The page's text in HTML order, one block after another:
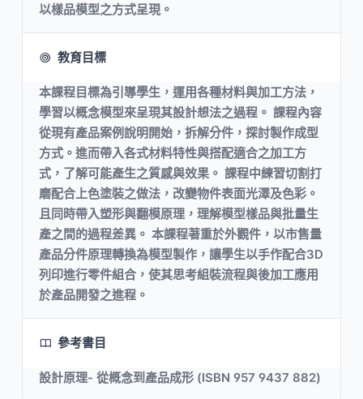
以樣品模型之方式呈現。
教育目標
本課程目標為引導學生，運用各種材料與加工方法，
學習以概念模型來呈現其設計想法之過程。 課程內容
從現有產品案例說明開始，拆解分件，探討製作成型
方式。進而帶入各式材料特性與搭配適合之加工方
式，了解可能產生之質感與效果。 課程中練習切割打
磨配合上色塗裝之做法，改變物件表面光澤及色彩。
且同時帶入塑形與翻模原理，理解模型樣品與批量生
產之間的過程差異。 本課程著重於外觀件，以市售量
產品分件原理轉換為模型製作，讓學生以手作配合3D
列印進行零件組合，使其思考組裝流程與後加工應用
於產品開發之進程。
參考書目
設計原理- 從概念到產品成形 (ISBN 957 9437 882)